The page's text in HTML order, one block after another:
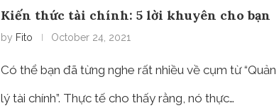
Kiến thức tài chính: 5 lời khuyên cho bạn
by Fito October 24, 2021
Có thể bạn đã từng nghe rất nhiều về cụm từ “Quản
lý tài chính”. Thực tế cho thấy rằng, nó thực…